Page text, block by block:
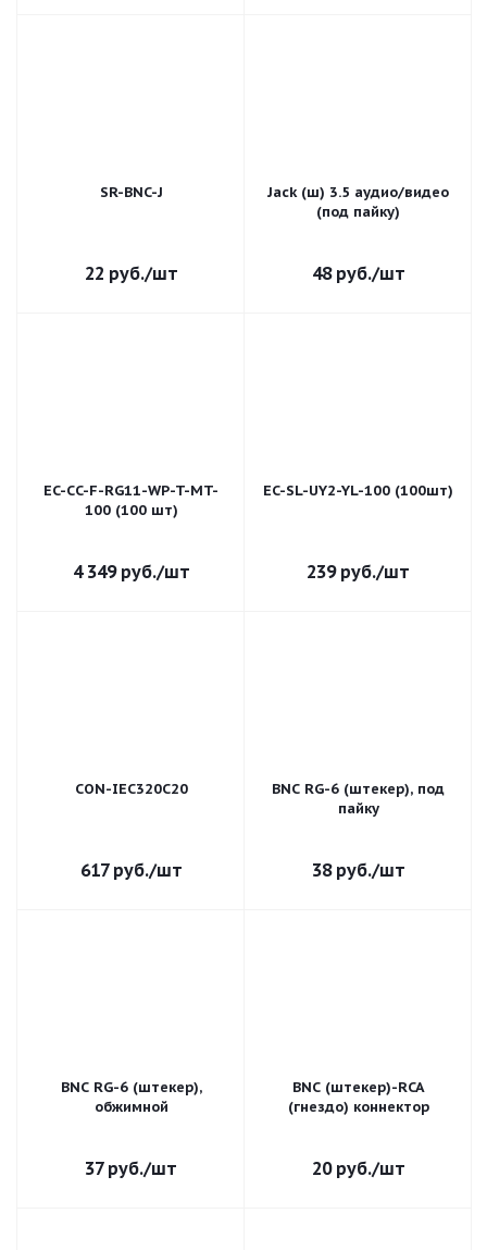
SR-BNC-J
22 руб./шт
Jack (ш) 3.5 аудио/видео
(под пайку)
48руб./шт
EC-CC-F-RG11-WP-T-MT-
100 (100 шт)
4 349руб./шт
EC-SL-UY2-YL-100 (100шт)
239руб./шт
CON-IEC320C20
617руб./шт
BNC RG-6 (штекер), под
пайку
38руб./шт
BNC RG-6 (штекер),
обжимной
37руб./шт
BNC (штекер)-RCA
(гнездо) коннектор
20руб./шт